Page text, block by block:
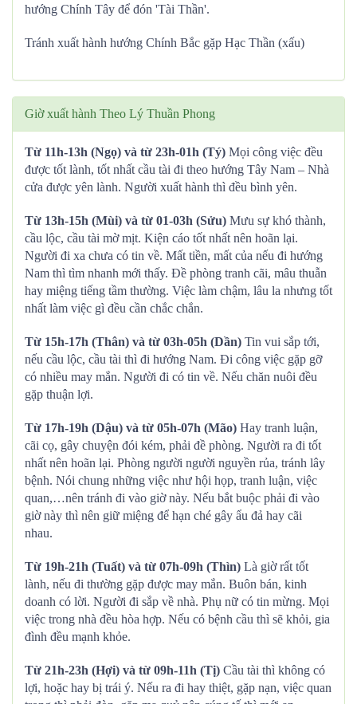
hướng Chính Tây để đón 'Tài Thần'.
Tránh xuất hành hướng Chính Bắc gặp Hạc Thần (xấu)
Giờ xuất hành Theo Lý Thuần Phong
Từ 11h-13h (Ngọ) và từ 23h-01h (Tý) Mọi công việc đều
được tốt lành, tốt nhất cầu tài đi theo hướng Tây Nam – Nhà
cửa được yên lành. Người xuất hành thì đều bình yên.
Từ 13h-15h (Mùi) và từ 01-03h (Sửu) Mưu sự khó thành,
cầu lộc, cầu tài mờ mịt. Kiện cáo tốt nhất nên hoãn lại.
Người đi xa chưa có tin về. Mất tiền, mất của nếu đi hướng
Nam thì tìm nhanh mới thấy. Đề phòng tranh cãi, mâu thuẫn
hay miệng tiếng tầm thường. Việc làm chậm, lâu la nhưng tốt
nhất làm việc gì đều cần chắc chắn.
Từ 15h-17h (Thân) và từ 03h-05h (Dần) Tin vui sắp tới,
nếu cầu lộc, cầu tài thì đi hướng Nam. Đi công việc gặp gỡ
có nhiều may mắn. Người đi có tin về. Nếu chăn nuôi đều
gặp thuận lợi.
Từ 17h-19h (Dậu) và từ 05h-07h (Mão) Hay tranh luận,
cãi cọ, gây chuyện đói kém, phải đề phòng. Người ra đi tốt
nhất nên hoãn lại. Phòng người người nguyền rủa, tránh lây
bệnh. Nói chung những việc như hội họp, tranh luận, việc
quan,…nên tránh đi vào giờ này. Nếu bắt buộc phải đi vào
giờ này thì nên giữ miệng để hạn ché gây ẩu đả hay cãi
nhau.
Từ 19h-21h (Tuất) và từ 07h-09h (Thìn) Là giờ rất tốt
lành, nếu đi thường gặp được may mắn. Buôn bán, kinh
doanh có lời. Người đi sắp về nhà. Phụ nữ có tin mừng. Mọi
việc trong nhà đều hòa hợp. Nếu có bệnh cầu thì sẽ khỏi, gia
đình đều mạnh khỏe.
Từ 21h-23h (Hợi) và từ 09h-11h (Tị) Cầu tài thì không có
lợi, hoặc hay bị trái ý. Nếu ra đi hay thiệt, gặp nạn, việc quan